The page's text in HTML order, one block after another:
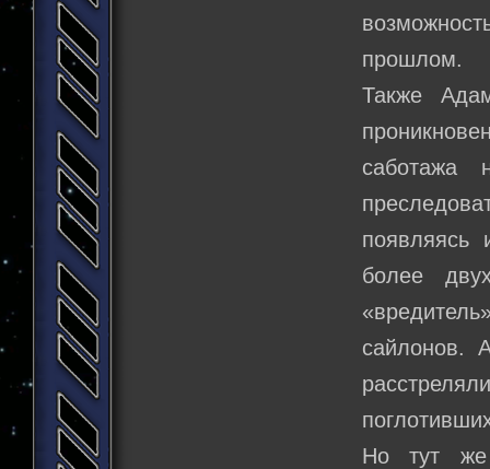
прошлом.
Также
саботажа
более
сайлонов.
Но тут же